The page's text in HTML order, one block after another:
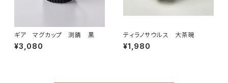
ギア マグカップ 渕錆 黒
¥3,080
ティラノサウルス 大茶碗
¥1,980